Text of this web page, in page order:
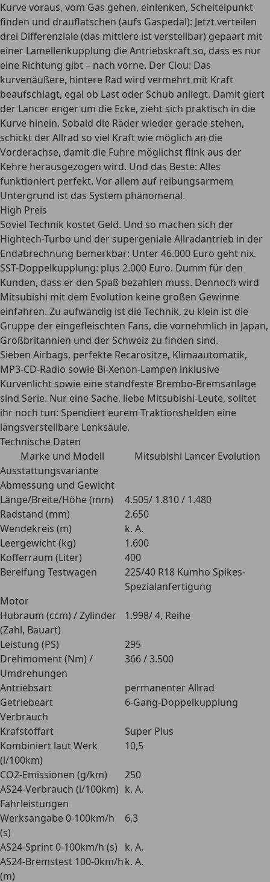
Kurve voraus, vom Gas gehen, einlenken, Scheitelpunkt
finden und drauflatschen (aufs Gaspedal): Jetzt verteilen
drei Differenziale (das mittlere ist verstellbar) gepaart mit
einer Lamellenkupplung die Antriebskraft so, dass es nur
eine Richtung gibt – nach vorne. Der Clou: Das
kurvenäußere, hintere Rad wird vermehrt mit Kraft
beaufschlagt, egal ob Last oder Schub anliegt. Damit giert
der Lancer enger um die Ecke, zieht sich praktisch in die
Kurve hinein. Sobald die Räder wieder gerade stehen,
schickt der Allrad so viel Kraft wie möglich an die
Vorderachse, damit die Fuhre möglichst flink aus der
Kehre herausgezogen wird. Und das Beste: Alles
funktioniert perfekt. Vor allem auf reibungsarmem
Untergrund ist das System phänomenal.
High Preis
Soviel Technik kostet Geld. Und so machen sich der
Hightech-Turbo und der supergeniale Allradantrieb in der
Endabrechnung bemerkbar: Unter 46.000 Euro geht nix.
SST-Doppelkupplung: plus 2.000 Euro. Dumm für den
Kunden, dass er den Spaß bezahlen muss. Dennoch wird
Mitsubishi mit dem Evolution keine großen Gewinne
einfahren. Zu aufwändig ist die Technik, zu klein ist die
Gruppe der eingefleischten Fans, die vornehmlich in Japan,
Großbritannien und der Schweiz zu finden sind.
Sieben Airbags, perfekte Recarositze, Klimaautomatik,
MP3-CD-Radio sowie Bi-Xenon-Lampen inklusive
Kurvenlicht sowie eine standfeste Brembo-Bremsanlage
sind Serie. Nur eine Sache, liebe Mitsubishi-Leute, solltet
ihr noch tun: Spendiert eurem Traktionshelden eine
längsverstellbare Lenksäule.
Technische Daten
Marke und Modell
Mitsubishi Lancer Evolution
Ausstattungsvariante
Abmessung und Gewicht
Länge/Breite/Höhe (mm)
4.505/ 1.810 / 1.480
Radstand (mm)
2.650
Wendekreis (m)
k. A.
Leergewicht (kg)
1.600
Kofferraum (Liter)
400
Bereifung Testwagen
225/40 R18 Kumho Spikes-
Spezialanfertigung
Motor
Hubraum (ccm) / Zylinder
(Zahl, Bauart)
1.998/ 4, Reihe
Leistung (PS)
295
Drehmoment (Nm) /
Umdrehungen
366 / 3.500
Antriebsart
permanenter Allrad
Getriebeart
6-Gang-Doppelkupplung
Verbrauch
Krafstoffart
Super Plus
Kombiniert laut Werk
(l/100km)
10,5
CO2-Emissionen (g/km)
250
AS24-Verbrauch (l/100km) k. A.
Fahrleistungen
Werksangabe 0-100km/h
(s)
6,3
AS24-Sprint 0-100km/h (s)
k. A.
AS24-Bremstest 100-0km/h
(m)
k. A.